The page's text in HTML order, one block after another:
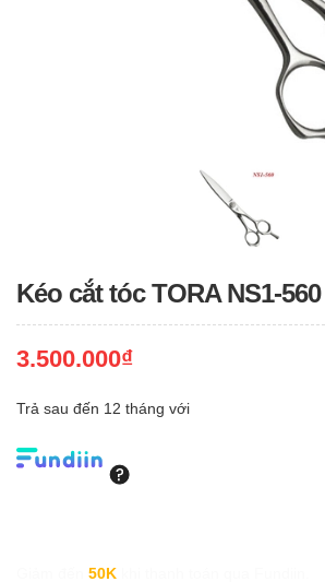
Kéo cắt tóc TORA NS1-560
3.500.000₫
Trả sau đến 12 tháng với
50K